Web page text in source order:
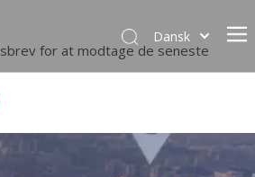
Dansk
Italiano
Deutsch
for at modtage de seneste